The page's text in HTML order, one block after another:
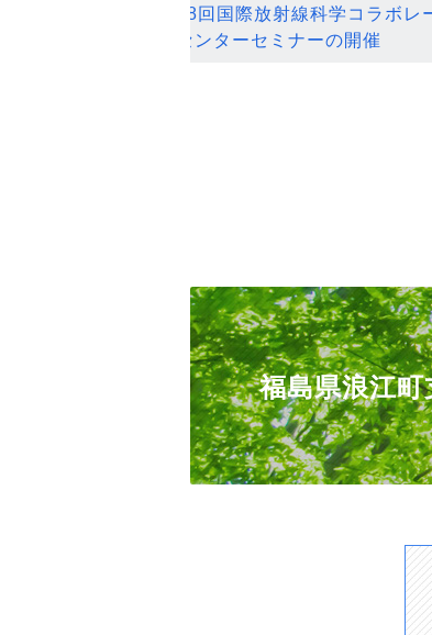
第18回国際放射線科学コラボレ
ンセンターセミナーの開催
福島県浪江町